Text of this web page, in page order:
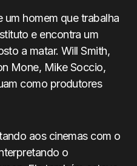
um homem que trabalha
e encontra um
a matar. Will Smith,
Mone, Mike Soccio,
como produtores
aos cinemas com o
o